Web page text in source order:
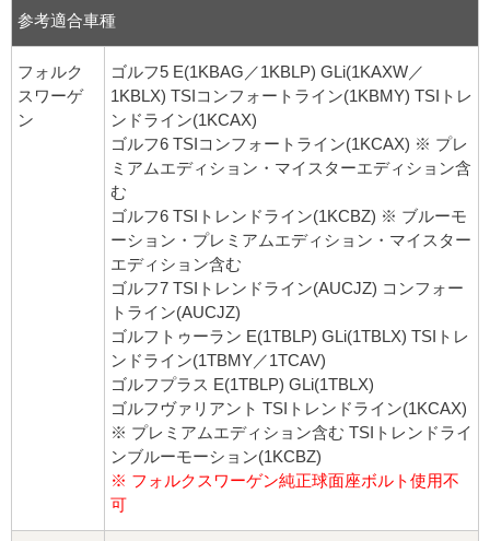
参考適合車種
フォルク
スワーゲ
ン
ゴルフ5 E(1KBAG／1KBLP) GLi(1KAXW／
1KBLX) TSIコンフォートライン(1KBMY) TSIトレ
ンドライン(1KCAX)
ゴルフ6 TSIコンフォートライン(1KCAX) ※ プレ
ミアムエディション・マイスターエディション含
む
ゴルフ6 TSIトレンドライン(1KCBZ) ※ ブルーモ
ーション・プレミアムエディション・マイスター
エディション含む
ゴルフ7 TSIトレンドライン(AUCJZ) コンフォー
トライン(AUCJZ)
ゴルフトゥーラン E(1TBLP) GLi(1TBLX) TSIトレ
ンドライン(1TBMY／1TCAV)
ゴルフプラス E(1TBLP) GLi(1TBLX)
ゴルフヴァリアント TSIトレンドライン(1KCAX)
※ プレミアムエディション含む TSIトレンドライ
ンブルーモーション(1KCBZ)
※ フォルクスワーゲン純正球面座ボルト使用不
可